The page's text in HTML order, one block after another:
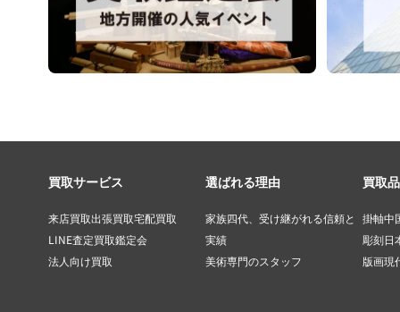
買取サービス
来店買取出張買取宅配買取
LINE査定買取鑑定会
法人向け買取
選ばれる理由
家族四代、受け継がれる信頼と
実績
美術専門のスタッフ
買取
掛軸中
彫刻日
版画現